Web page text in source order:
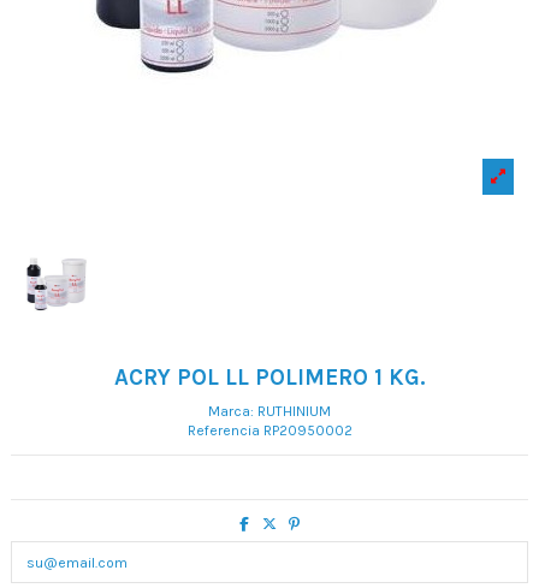
ACRY POL LL POLIMERO 1 KG.
Marca: RUTHINIUM
Referencia RP20950002